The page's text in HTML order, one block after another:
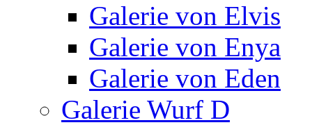
Galerie von Elvis
Galerie von Enya
Galerie von Eden
Galerie Wurf D